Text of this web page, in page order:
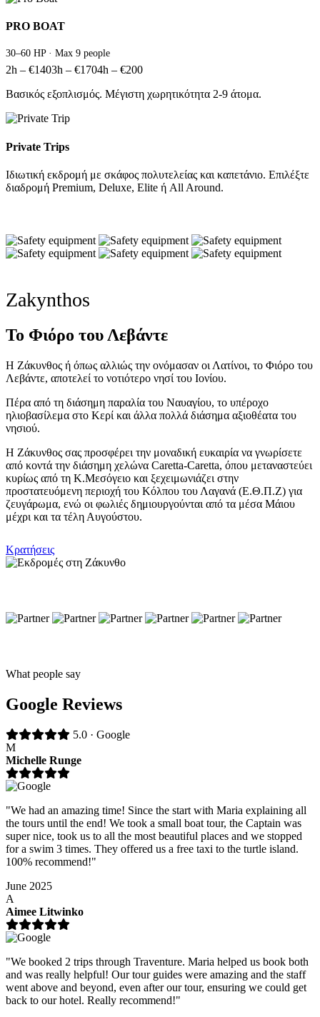
PRO BOAT
30–60 HP · Max 9 people
2h – €1403h – €1704h – €200
Βασικός εξοπλισμός. Μέγιστη χωρητικότητα 2-9 άτομα.
Private Trips
Ιδιωτική εκδρομή με σκάφος πολυτελείας και καπετάνιο. Επιλέξτε
διαδρομή Premium, Deluxe, Elite ή All Around.
Zakynthos
Το Φιόρο του Λεβάντε
Η Ζάκυνθος ή όπως αλλιώς την ονόμασαν οι Λατίνοι, το Φιόρο του
Λεβάντε, αποτελεί το νοτιότερο νησί του Ιονίου.
Πέρα από τη διάσημη παραλία του Ναυαγίου, το υπέροχο
ηλιοβασίλεμα στο Κερί και άλλα πολλά διάσημα αξιοθέατα του
νησιού.
Η Ζάκυνθος σας προσφέρει την μοναδική ευκαιρία να γνωρίσετε
από κοντά την διάσημη χελώνα Caretta-Caretta, όπου μεταναστεύει
κυρίως από τη Κ.Μεσόγειο και ξεχειμωνιάζει στην
προστατευόμενη περιοχή του Κόλπου του Λαγανά (Ε.Θ.Π.Ζ) για
ζευγάρωμα, ενώ οι φωλιές δημιουργούνται από τα μέσα Μάιου
μέχρι και τα τέλη Αυγούστου.
Κρατήσεις
What people say
Google Reviews
5.0 · Google
M
Michelle Runge
"We had an amazing time! Since the start with Maria explaining all
the tours until the end! We took a small boat tour, the Captain was
super nice, took us to all the most beautiful places and we stopped
for a swim 3 times. They offered us a free taxi to the turtle island.
100% recommend!"
June 2025
A
Aimee Litwinko
"We booked 2 trips through Traventure. Maria helped us book both
and was really helpful! Our tour guides were amazing and the staff
went above and beyond, even after our tour, ensuring we could get
back to our hotel. Really recommend!"